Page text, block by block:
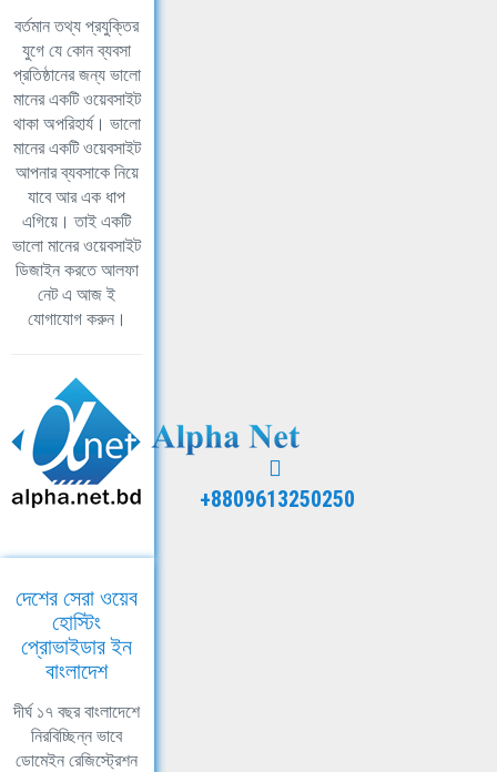
বর্তমান তথ্য প্রযুক্তির
যুগে যে কোন ব্যবসা
প্রতিষ্ঠানের জন্য ভালো
মানের একটি ওয়েবসাইট
থাকা অপরিহার্য। ভালো
মানের একটি ওয়েবসাইট
আপনার ব্যবসাকে নিয়ে
যাবে আর এক ধাপ
এগিয়ে। তাই একটি
ভালো মানের ওয়েবসাইট
ডিজাইন করতে আলফা
নেট এ আজ ই
যোগাযোগ করুন।
+8809613250250
দেশের সেরা ওয়েব
হোস্টিং
প্রোভাইডার ইন
বাংলাদেশ
দীর্ঘ ১৭ বছর বাংলাদেশে
নিরবিচ্ছিন্ন ভাবে
ডোমেইন রেজিস্ট্রেশন